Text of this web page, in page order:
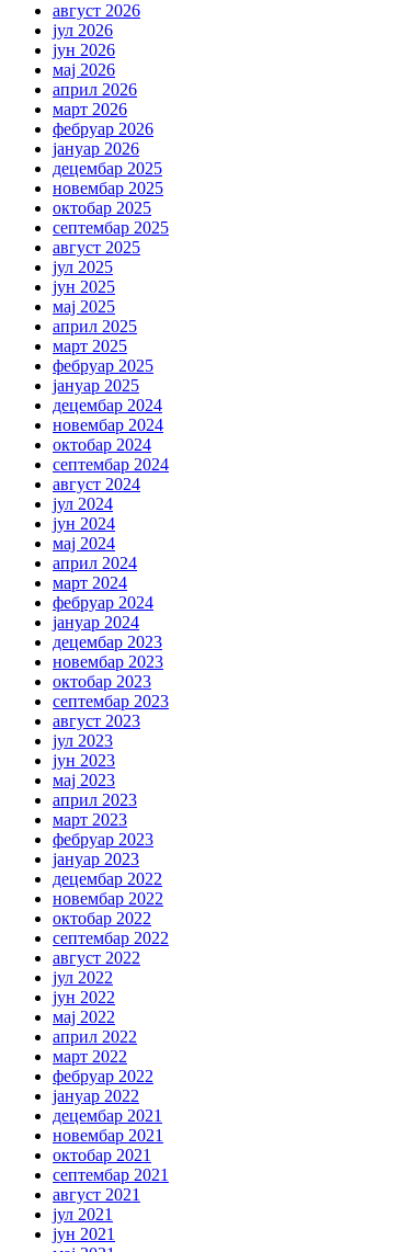
август 2026
јул 2026
јун 2026
мај 2026
април 2026
март 2026
фебруар 2026
јануар 2026
децембар 2025
новембар 2025
октобар 2025
септембар 2025
август 2025
јул 2025
јун 2025
мај 2025
април 2025
март 2025
фебруар 2025
јануар 2025
децембар 2024
новембар 2024
октобар 2024
септембар 2024
август 2024
јул 2024
јун 2024
мај 2024
април 2024
март 2024
фебруар 2024
јануар 2024
децембар 2023
новембар 2023
октобар 2023
септембар 2023
август 2023
јул 2023
јун 2023
мај 2023
април 2023
март 2023
фебруар 2023
јануар 2023
децембар 2022
новембар 2022
октобар 2022
септембар 2022
август 2022
јул 2022
јун 2022
мај 2022
април 2022
март 2022
фебруар 2022
јануар 2022
децембар 2021
новембар 2021
октобар 2021
септембар 2021
август 2021
јул 2021
јун 2021